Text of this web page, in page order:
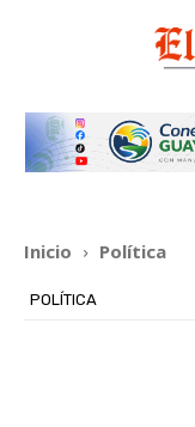
Inicio Política
POLÍTICA